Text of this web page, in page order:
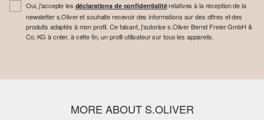
Oui, j'accepte les déclarations de confidentialitérelatives à la réception de la
newsletter s.Oliver et souhaite recevoir des informations sur des offres et des
produits adaptés à mon profil. Ce faisant, j'autorise s.Oliver Bernd Freier GmbH &
Co. KG à créer, à cette fin, un profil utilisateur sur tous les appareils.
MORE ABOUT S.OLIVER